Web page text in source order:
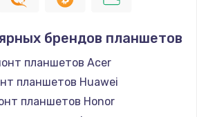
драйверов
725 руб.
вебкамеры
брендов планшетов
планшетов Acer
планшетов Huawei
планшетов Honor